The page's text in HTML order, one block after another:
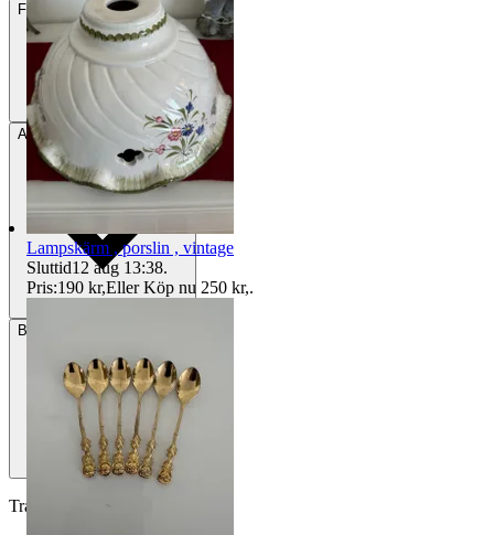
Frakt Från 55 kr
Avhämtning Solna, Sverige
Betalning
Traderas köparskydd
Lampskärm , porslin , vintage
Sluttid12 aug 13:38.
Pris:190 kr,Eller Köp nu 250 kr,.